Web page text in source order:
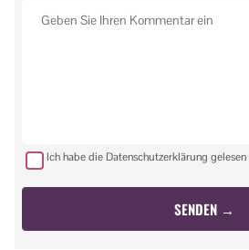
Ich habe die Datenschutzerklärung